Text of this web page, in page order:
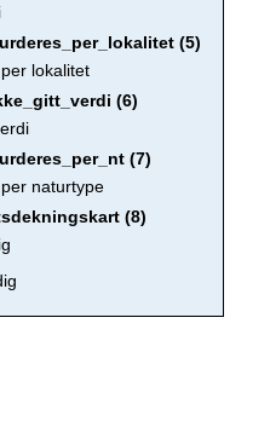
(5)
lokalitet
(6)
(7)
naturtype
(8)